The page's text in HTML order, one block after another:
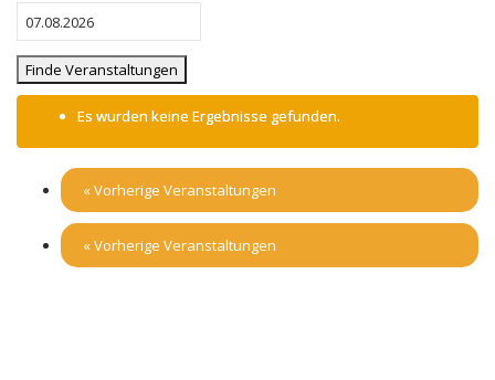
Es wurden keine Ergebnisse gefunden.
«Vorherige Veranstaltungen
«Vorherige Veranstaltungen